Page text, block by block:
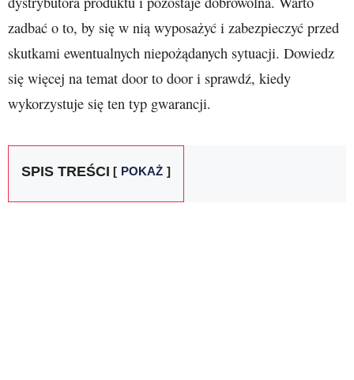
zadbać o to, by się w nią wyposażyć i zabezpieczyć przed
skutkami ewentualnych niepożądanych sytuacji. Dowiedz
się więcej na temat door to door i sprawdź, kiedy
wykorzystuje się ten typ gwarancji.
SPIS TREŚCI POKAŻ